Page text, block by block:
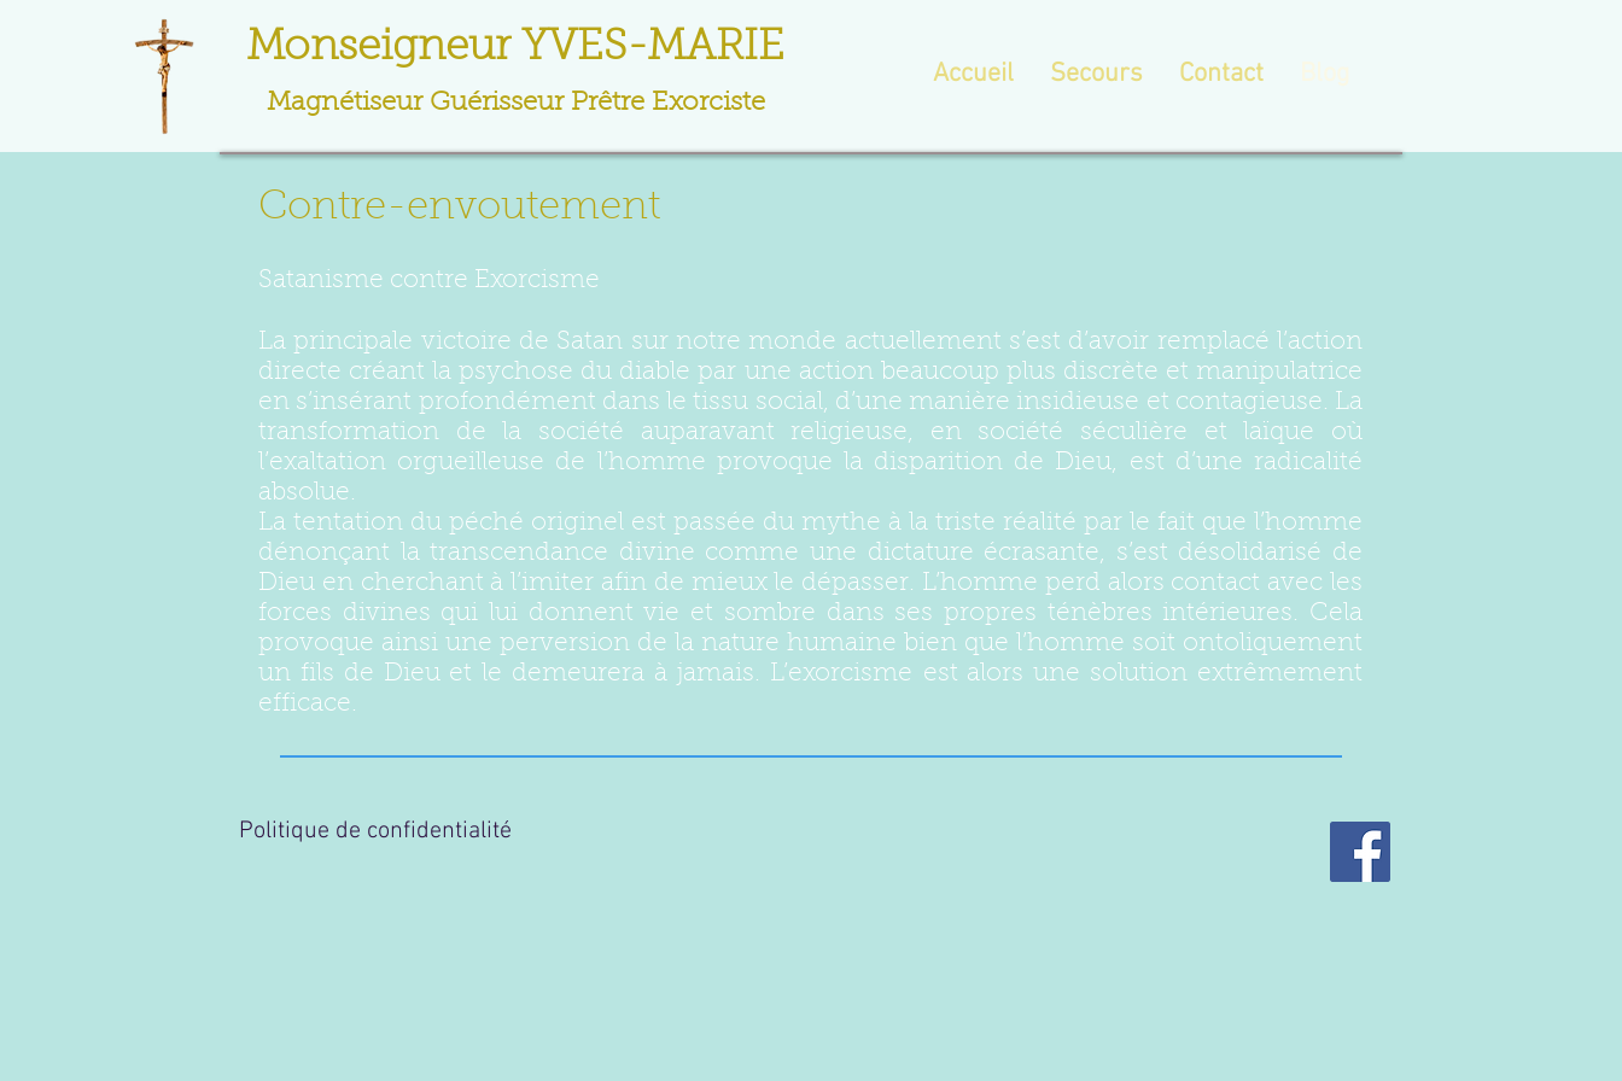
Monseigneur YVES-MARIE
Magnétiseur Guérisseur Prêtre Exorciste
Accueil Secours Contact
Contre-envoutement
Satanisme contre Exorcisme
La principale victoire de Satan sur notre monde actuellement s’est d’avoir remplacé l’action
directe créant la psychose du diable par une action beaucoup plus discrète et manipulatrice
en s’insérant profondément dans le tissu social, d’une manière insidieuse et contagieuse. La
transformation de la société auparavant religieuse, en société séculière et laïque où
l’exaltation orgueilleuse de l’homme provoque la disparition de Dieu, est d’une radicalité
absolue.
La tentation du péché originel est passée du mythe à la triste réalité par le fait que l’homme
dénonçant la transcendance divine comme une dictature écrasante, s’est désolidarisé de
Dieu en cherchant à l’imiter afin de mieux le dépasser. L’homme perd alors contact avec les
forces divines qui lui donnent vie et sombre dans ses propres ténèbres intérieures. Cela
provoque ainsi une perversion de la nature humaine bien que l’homme soit ontoliquement
un fils de Dieu et le demeurera à jamais. L’exorcisme est alors une solution extrêmement
efficace.
Politique de confidentialité